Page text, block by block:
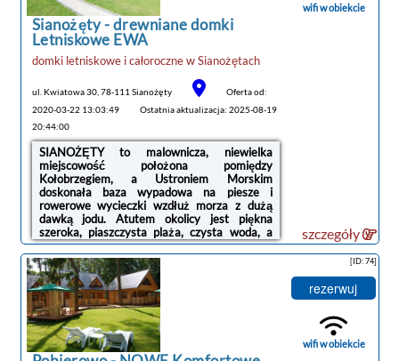
tanie noclegi
Sianożęty -drewniane domki
Letniskowe EWA
domki letniskowe i całorocznewSianożętach
ul. Kwiatowa 30, 78-111 Sianożęty
Oferta od:
2020-03-22 13:03:49
Ostatnia aktualizacja: 2025-08-19
20:44:00
SIANOŻĘTY to malownicza, niewielka
miejscowość położona pomiędzy
Kołobrzegiem, a Ustroniem Morskim
doskonała baza wypadowa na piesze i
rowerowe wycieczki wzdłuż morza z dużą
dawką jodu. Atutem okolicy jest piękna
szeroka, piaszczysta plaża, czysta woda, a
także ścieżka rowerowa R10.
NASZEdomki położone są ok. 350 m od
morza oraz 200 m od centrum miejscowości.
Na prawie hektarowym terenie
przygotowaliśmy plac zabaw dla dzieci,
miejsce do wieczornych biesiad przy grillu lub
ognisku.
wifi w obiekcie
szczegóły
[ID: 74]
rezerwuj
wifi w obiekcie